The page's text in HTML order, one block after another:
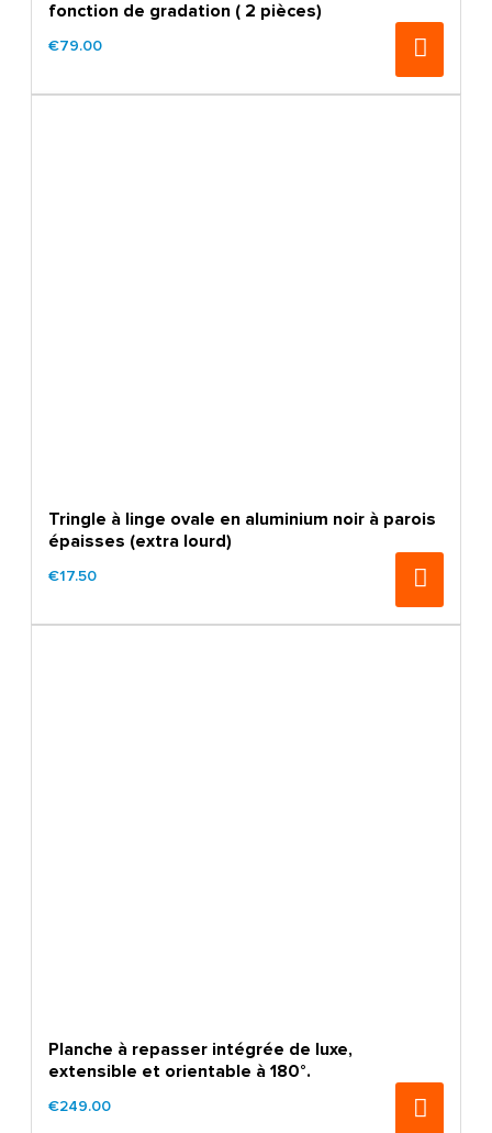
fonction de gradation ( 2 pièces)
€79.00
Tringle à linge ovale en aluminium noir à parois
épaisses (extra lourd)
€17.50
Planche à repasser intégrée de luxe,
extensible et orientable à 180°.
€249.00